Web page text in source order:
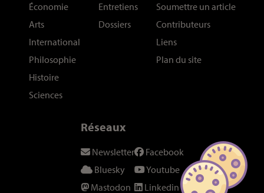
Économie
Arts
International
Philosophie
Histoire
Sciences
Entretiens
Dossiers
Soumettre un article
Contributeurs
Liens
Plan du site
Réseaux
Newsletter
Bluesky
Mastodon
Facebook
Youtube
Linkedin